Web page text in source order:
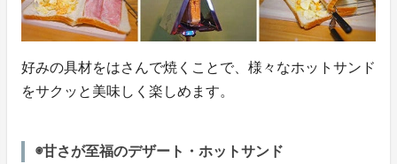
好みの具材をはさんで焼くことで、様々なホットサンド
をサクッと美味しく楽しめます。
◉甘さが至福のデザート・ホットサンド